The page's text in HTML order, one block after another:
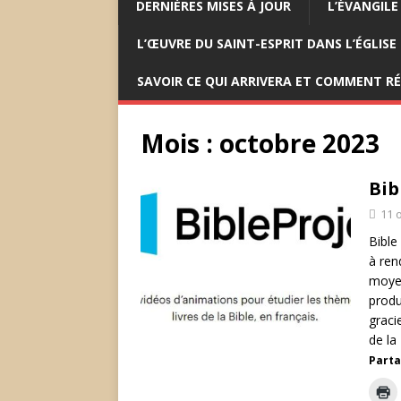
DERNIÈRES MISES À JOUR L’ÉVANGILE
L’ŒUVRE DU SAINT-ESPRIT DANS L’ÉGLISE
SAVOIR CE QUI ARRIVERA ET COMMENT
Mois : octobre 2023
11
à
de la